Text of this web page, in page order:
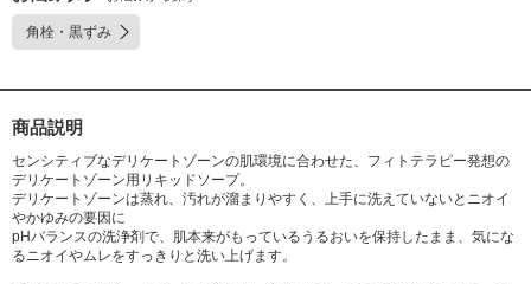
角栓・黒ずみ
商品説明
センシティブなデリケートゾーンの肌環境に合わせた、フィトテラピー発想の
デリケートゾーン用リキッドソープ。
デリケートゾーンは蒸れ、汚れが溜まりやすく、上手に洗えていないとニオイ
やかゆみの要因に
pHバランスの洗浄剤で、肌本来がもっているうるおいを保持したまま、気にな
るニオイやムレをすっきりと洗い上げます。